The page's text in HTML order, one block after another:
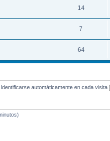
14
7
64
Identificarse automáticamente en cada visita